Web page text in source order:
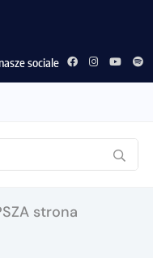
sociale
strona